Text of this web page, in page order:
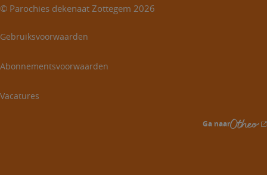
© Parochies dekenaat Zottegem 2026
Gebruiksvoorwaarden
Abonnementsvoorwaarden
Vacatures
Ga naar